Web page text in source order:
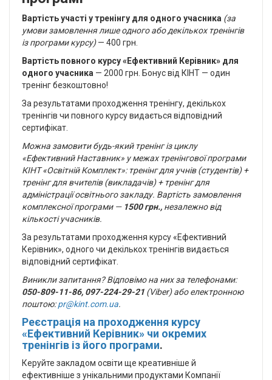
Вартість участі у тренінгу для одного учасника (за
умови замовлення лише одного або декількох тренінгів
із програми курсу)— 400 грн.
Вартість повного курсу «Ефективний Керівник» для
одного учасника — 2000 грн. Бонус від КІНТ — один
тренінг безкоштовно!
За результатами проходження тренінгу, декількох
тренінгів чи повного курсу видається відповідний
сертифікат.
Можна замовити будь-який тренінг із циклу
«Ефективний Наставник» у межах тренінгової програми
КІНТ «Освітній Комплект»: тренінг для учнів (студентів) +
тренінг для вчителів (викладачів) + тренінг для
адміністрації освітнього закладу. Вартість замовлення
комплексної програми — 1500грн., незалежно від
кількості учасників.
За результатами проходження курсу «Ефективний
Керівник», одного чи декількох тренінгів видається
відповідний сертифікат.
Виникли запитання? Відповімо на них за телефонами:
050-809-11-86, 097-224-29-21 (Viber) або електронною
поштою:pr@kint.com.ua.
Реєстрація на проходження курсу
«Ефективний Керівник» чи окремих
тренінгів із його програми.
Керуйте закладом освіти ще креативніше й
ефективніше з унікальними продуктами Компанії